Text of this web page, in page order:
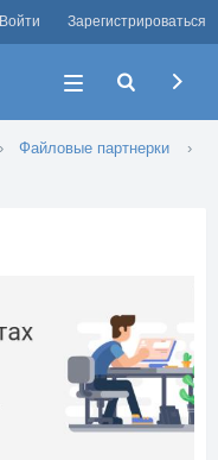
Войти Зарегистрироваться
Файловые партнерки